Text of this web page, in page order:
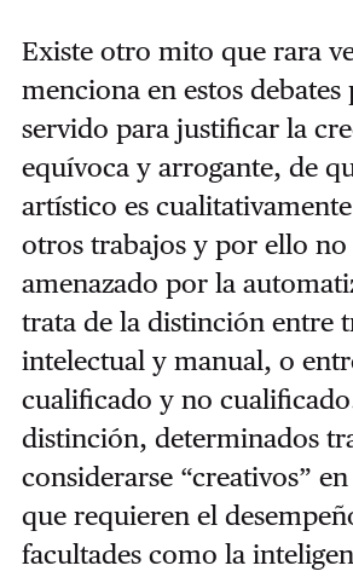
Existe otro mito que rara
menciona en estos debates
servido para justificar la
equívoca y arrogante, de
artístico es
otros trabajos y por ello no
amenazado por la
trata de la distinción entre
intelectual y manual, o
cualificado y no
distinción, determinados
considerarse “creativos”
que requieren el
facultades como la